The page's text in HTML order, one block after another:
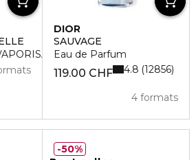
DIOR
SAUVAGE
Eau de Parfum
119.00 CHF
4 formats
4.8 12856
50%